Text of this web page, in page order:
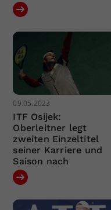
09.05.2023
ITF Osijek:
Oberleitner legt
zweiten Einzeltitel
seiner Karriere und
Saison nach